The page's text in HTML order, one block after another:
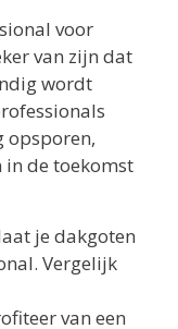
voor
van zijn dat
wordt
opsporen,
in de toekomst
je dakgoten
Vergelijk
van een